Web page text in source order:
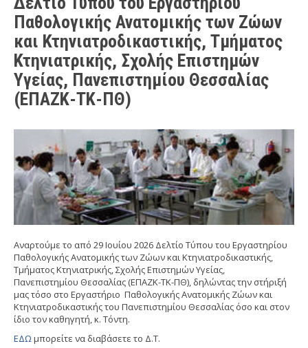
Παθολογικής Ανατομικής των Ζώων
και Κτηνιατροδικαστικής, Τμήματος
Κτηνιατρικής, Σχολής Επιστημών
Υγείας, Πανεπιστημίου Θεσσαλίας
(ΕΠΑΖΚ-ΤΚ-ΠΘ)
Αναρτούμε το από 29 Ιουίου 2026 Δελτίο Τύπου του Εργαστηρίου
Παθολογικής Ανατομικής των Ζώων και Κτηνιατροδικαστικής,
Τμήματος Κτηνιατρικής, Σχολής Επιστημών Υγείας,
Πανεπιστημίου Θεσσαλίας (ΕΠΑΖΚ-ΤΚ-ΠΘ), δηλώντας την στήριξή
μας τόσο στο Εργαστήριο Παθολογικής Ανατομικής Ζώων και
Κτηνιατροδικαστικής του Πανεπιστημίου Θεσσαλίας όσο και στον
ίδιο τον καθηγητή, κ. Τόντη.
ΕΔΩμπορείτε να διαβάσετε το Δ.Τ.